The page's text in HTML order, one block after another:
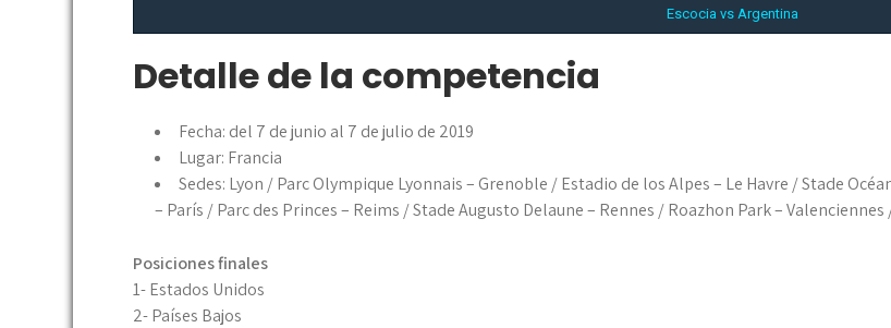
Escocia vs Argentina
Detalle de la competencia
Fecha: del 7 de junio al 7 de julio de 2019
Lugar: Francia
Sedes: Lyon / Parc Olympique Lyonnais – Grenoble / Estadio de los Alpes – Le Havre / Stade
– París / Parc des Princes – Reims / Stade Augusto Delaune – Rennes / Roazhon Park –
Posiciones finales
1- Estados Unidos
2- Países Bajos